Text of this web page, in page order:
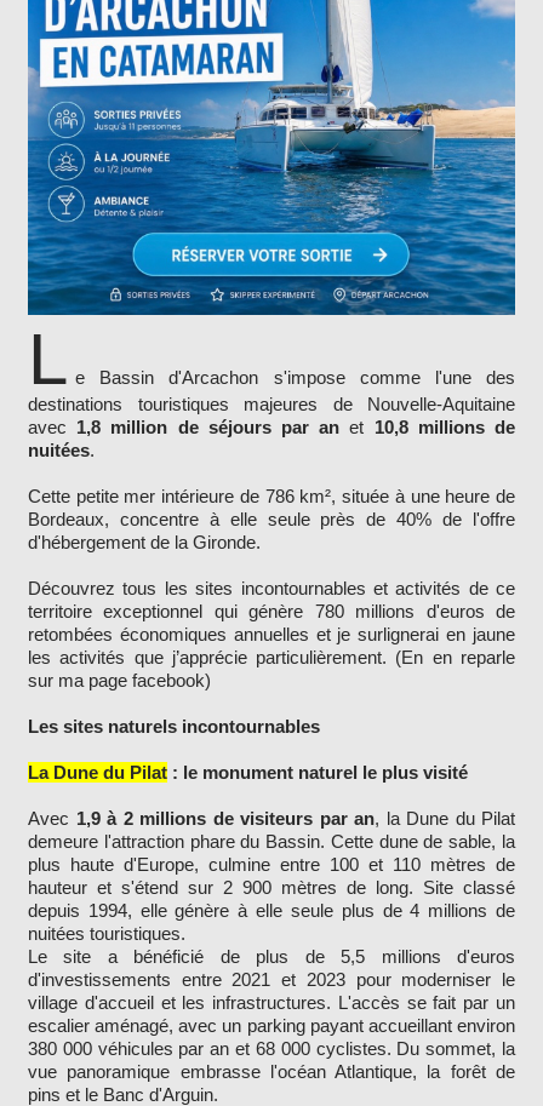
L e Bassin d'Arcachon s'impose comme l'une des
destinations touristiques majeures de Nouvelle-Aquitaine
avec 1,8 million de séjours par an et 10,8 millions de
nuitées.
Cette petite mer intérieure de 786 km², située à une heure de
Bordeaux, concentre à elle seule près de 40% de l'offre
d'hébergement de la Gironde.
Découvrez tous les sites incontournables et activités de ce
territoire exceptionnel qui génère 780 millions d'euros de
retombées économiques annuelles et je surlignerai en jaune
les activités que j’apprécie particulièrement. (En en reparle
sur ma page facebook)
Les sites naturels incontournables
La Dune du Pilat : le monument naturel le plus visité
Avec 1,9 à 2 millions de visiteurs par an, la Dune du Pilat
demeure l'attraction phare du Bassin. Cette dune de sable, la
plus haute d'Europe, culmine entre 100 et 110 mètres de
hauteur et s'étend sur 2 900 mètres de long. Site classé
depuis 1994, elle génère à elle seule plus de 4 millions de
nuitées touristiques.
Le site a bénéficié de plus de 5,5 millions d'euros
d'investissements entre 2021 et 2023 pour moderniser le
village d'accueil et les infrastructures. L'accès se fait par un
escalier aménagé, avec un parking payant accueillant environ
380 000 véhicules par an et 68 000 cyclistes. Du sommet, la
vue panoramique embrasse l'océan Atlantique, la forêt de
pins et le Banc d'Arguin.